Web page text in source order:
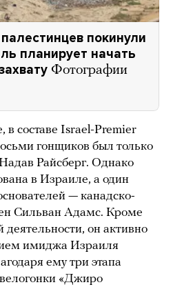
покинули
планирует начать
Фотографии
в составе Israel-Premier
гонщиков был только
Райсберг. Однако
в Израиле, а один
— канадско-
Сильван Адамс. Кроме
он активно
имиджа Израиля
ему три этапа
«Джиро